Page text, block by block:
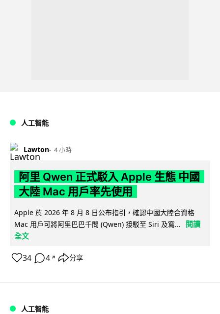
人工智能
Lawton 4 小時
阿里 Qwen 正式駁入 Apple 生態 中國
大陸 Mac 用戶率先使用
Apple 於 2026 年 8 月 8 日公布指引，確認中國大陸合資格
Mac 用戶可將阿里巴巴千問 (Qwen) 接駁至 Siri 及寫...
閱讀
全文
34 4 ↗ 分享
人工智能